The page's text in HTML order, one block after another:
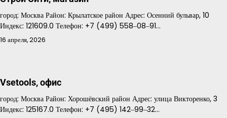
город: Москва Район: Крылатское район Адрес: Осенний бульвар, 10
Индекс: 121609.0 Телефон: +7 (499) 558‒08‒91…
16 апреля, 2026
Vsetools, офис
город: Москва Район: Хорошёвский район Адрес: улица Викторенко, 3
Индекс: 125167.0 Телефон: +7 (495) 142‒99‒32…